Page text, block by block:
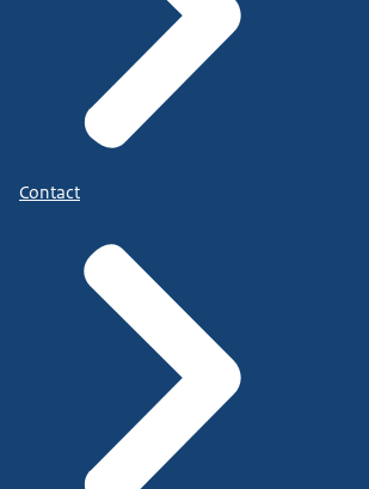
Contact